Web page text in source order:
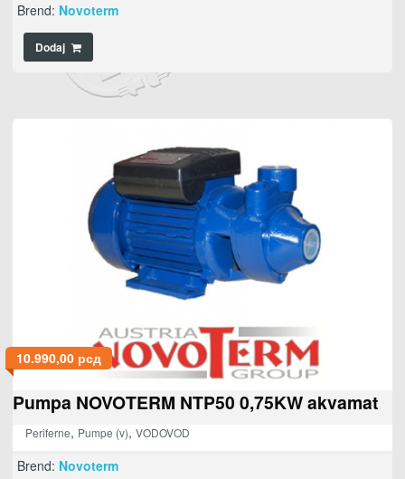
Brend: Novoterm
Dodaj
10.990,00 рсд
Pumpa NOVOTERM NTP50 0,75KW akvamat
Periferne, Pumpe (v), VODOVOD
Brend: Novoterm